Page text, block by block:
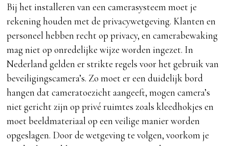
Bij het installeren van een camerasysteem moet je
rekening houden met de privacywetgeving. Klanten en
personeel hebben recht op privacy, en camerabewaking
mag niet op onredelijke wijze worden ingezet. In
Nederland gelden er strikte regels voor het gebruik van
beveiligingscamera’s. Zo moet er een duidelijk bord
hangen dat cameratoezicht aangeeft, mogen camera’s
niet gericht zijn op privé ruimtes zoals kleedhokjes en
moet beeldmateriaal op een veilige manier worden
opgeslagen. Door de wetgeving te volgen, voorkom je